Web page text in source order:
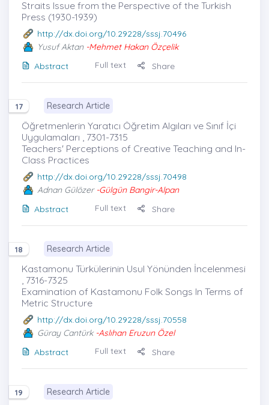
Straits Issue from the Perspective of the Turkish
Press (1930-1939)
http://dx.doi.org/10.29228/sssj.70496
Yusuf Aktan -Mehmet Hakan Özçelik
Abstract
Full text Share
17 Research Article
Öğretmenlerin Yaratıcı Öğretim Algıları ve Sınıf İçi
Uygulamaları , 7301-7315
Teachers' Perceptions of Creative Teaching and In-
Class Practices
http://dx.doi.org/10.29228/sssj.70498
Adnan Gülözer-Gülgün Bangir-Alpan
Abstract
Full text Share
18 Research Article
Kastamonu Türkülerinin Usul Yönünden İncelenmesi
, 7316-7325
Examination of Kastamonu Folk Songs In Terms of
Metric Structure
http://dx.doi.org/10.29228/sssj.70558
Güray Cantürk -Aslıhan Eruzun Özel
Abstract
Full text Share
19 Research Article